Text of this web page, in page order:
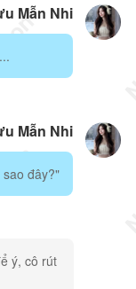
Mẫn Nhi
...
Mẫn Nhi
đây?"
ý, cô rút